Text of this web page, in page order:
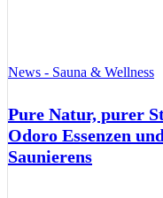
News - Sauna & Wellness
Pure Natur, purer
Odoro Essenzen
Saunierens